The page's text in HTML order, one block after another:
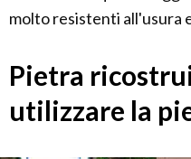
molto resistenti all'usura
Pietra
utilizzare la